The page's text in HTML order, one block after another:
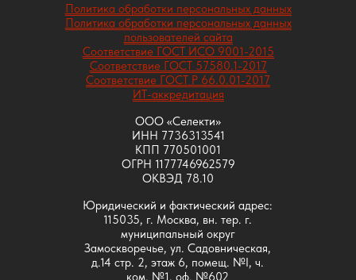
Политика обработки персональных данных
Политика обработки персональных данных
пользователей сайта
Соответствие ГОСТ ИСО 9001-2015
Соответствие ГОСТ 57580.1-2017
Соответствие ГОСТ Р 66.0.01-2017
ИТ-аккредитация
ООО «Селекти»
ИНН 7736313541
КПП 770501001
ОГРН 1177746962579
ОКВЭД 78.10
Юридический и фактический адрес:
115035, г. Москва, вн. тер. г.
муниципальный округ
Замоскворечье, ул. Садовническая,
д.14 стр. 2, этаж 6, помещ. №I, ч.
ком. №1, оф. №602